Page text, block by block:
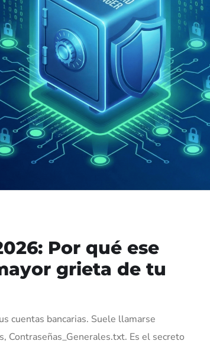
Por qué ese
grieta de tu
cuentas bancarias. Suele llamarse
Contraseñas_Generales.txt. Es el secreto